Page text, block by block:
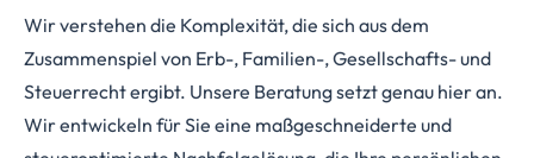
Wir verstehen die Komplexität, die sich aus dem
Zusammenspiel von Erb-, Familien-, Gesellschafts- und
Steuerrecht ergibt. Unsere Beratung setzt genau hier an.
Wir entwickeln für Sie eine maßgeschneiderte und